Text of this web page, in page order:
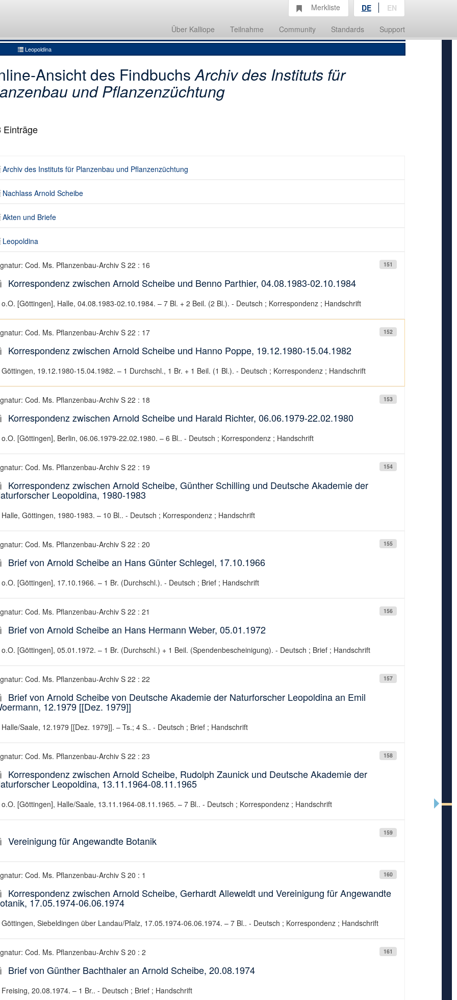
Über Kalliope Teilnahme Community Standards Support
Merkliste DE EN
Ansicht des FindbuchsArchiv des Instituts für
und Pflanzenzüchtung
Einträge
Leopoldina
Archiv des Instituts für Planzenbau und Pflanzenzüchtung
Nachlass Arnold Scheibe
Akten und Briefe
Leopoldina
151
Cod. Ms. Pflanzenbau-Archiv S 22 : 16
Korrespondenz zwischen Arnold Scheibe und Benno Parthier, 04.08.1983-02.10.1984
o.O. [Göttingen], Halle, 04.08.1983-02.10.1984. – 7 Bl. + 2 Beil. (2 Bl.). - Deutsch ; Korrespondenz ; Handschrift
152
Cod. Ms. Pflanzenbau-Archiv S 22 : 17
Korrespondenz zwischen Arnold Scheibe und Hanno Poppe, 19.12.1980-15.04.1982
Göttingen, 19.12.1980-15.04.1982. – 1 Durchschl., 1 Br. + 1 Beil. (1 Bl.). - Deutsch ; Korrespondenz ; Handschrift
153
Cod. Ms. Pflanzenbau-Archiv S 22 : 18
Korrespondenz zwischen Arnold Scheibe und Harald Richter, 06.06.1979-22.02.1980
o.O. [Göttingen], Berlin, 06.06.1979-22.02.1980. – 6 Bl.. - Deutsch ; Korrespondenz ; Handschrift
154
Cod. Ms. Pflanzenbau-Archiv S 22 : 19
Korrespondenz zwischen Arnold Scheibe, Günther Schilling und Deutsche Akademie der
Leopoldina, 1980-1983
Halle, Göttingen, 1980-1983. – 10 Bl.. - Deutsch ; Korrespondenz ; Handschrift
155
Cod. Ms. Pflanzenbau-Archiv S 22 : 20
Brief von Arnold Scheibe an Hans Günter Schlegel, 17.10.1966
o.O. [Göttingen], 17.10.1966. – 1 Br. (Durchschl.). - Deutsch ; Brief ; Handschrift
156
Cod. Ms. Pflanzenbau-Archiv S 22 : 21
Brief von Arnold Scheibe an Hans Hermann Weber, 05.01.1972
o.O. [Göttingen], 05.01.1972. – 1 Br. (Durchschl.) + 1 Beil. (Spendenbescheinigung). - Deutsch ; Brief ; Handschrift
157
Cod. Ms. Pflanzenbau-Archiv S 22 : 22
Brief von Arnold Scheibe von Deutsche Akademie der Naturforscher Leopoldina an Emil
12.1979 [[Dez. 1979]]
Halle/Saale, 12.1979 [[Dez. 1979]]. – Ts.; 4 S.. - Deutsch ; Brief ; Handschrift
158
Cod. Ms. Pflanzenbau-Archiv S 22 : 23
Korrespondenz zwischen Arnold Scheibe, Rudolph Zaunick und Deutsche Akademie der
Leopoldina, 13.11.1964-08.11.1965
o.O. [Göttingen], Halle/Saale, 13.11.1964-08.11.1965. – 7 Bl.. - Deutsch ; Korrespondenz ; Handschrift
159
Vereinigung für Angewandte Botanik
160
Cod. Ms. Pflanzenbau-Archiv S 20 : 1
Korrespondenz zwischen Arnold Scheibe, Gerhardt Alleweldt und Vereinigung für Angewandte
17.05.1974-06.06.1974
Göttingen, Siebeldingen über Landau/Pfalz, 17.05.1974-06.06.1974. – 7 Bl.. - Deutsch ; Korrespondenz ; Handschrift
161
Cod. Ms. Pflanzenbau-Archiv S 20 : 2
Brief von Günther Bachthaler an Arnold Scheibe, 20.08.1974
Freising, 20.08.1974. – 1 Br.. - Deutsch ; Brief ; Handschrift